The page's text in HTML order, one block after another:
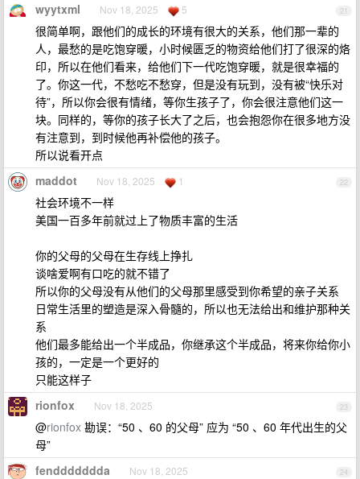
21
wyytxml Nov 18, 2025 5
很简单啊，跟他们的成长的环境有很大的关系，他们那一辈的
人，最愁的是吃饱穿暖，小时候匮乏的物资给他们打了很深的烙
印，所以在他们看来，给他们下一代吃饱穿暖，就是很幸福的
了。你这一代，不愁吃不愁穿，但是没有玩到，没有被“快乐对
待”，所以你会很有情绪，等你生孩子了，你会很注意他们这一
块。同样的，等你的孩子长大了之后，也会抱怨你在很多地方没
有注意到，到时候他再补偿他的孩子。
所以说看开点
22
maddot Nov 18, 2025 1
社会环境不一样
美国一百多年前就过上了物质丰富的生活
你的父母的父母在生存线上挣扎
谈啥爱啊有口吃的就不错了
所以你的父母没有从他们的父母那里感受到你希望的亲子关系
日常生活里的塑造是深入骨髓的，所以也无法给出和维护那种关
系
他们最多能给出一个半成品，你继承这个半成品，将来你给你小
孩的，一定是一个更好的
只能这样子
23
rionfox Nov 18, 2025
@rionfox 勘误：“50 、60 的父母” 应为 “50 、60 年代出生的父
母”
24
fenddddddda Nov 18, 2025